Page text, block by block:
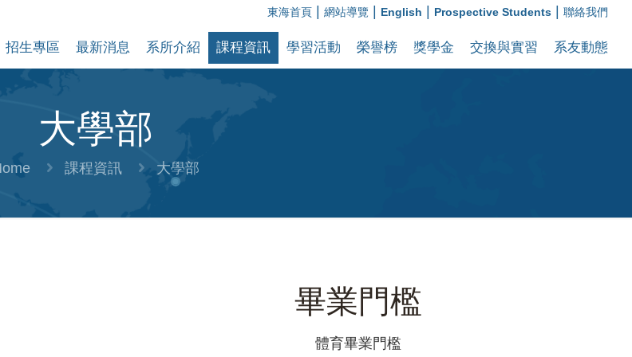
東海首頁 網站導覽 English Prospective Students 聯絡我們
招生專區 最新消息 系所介紹 課程資訊 學習活動 榮譽榜 獎學金 交換與實習 系友動態
大學部
課程資訊 大學部
畢業門檻
體育畢業門檻